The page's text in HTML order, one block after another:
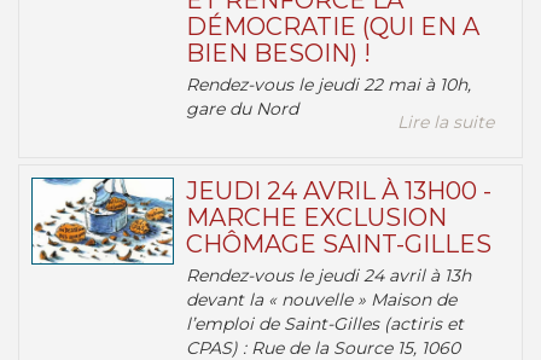
DÉMOCRATIE (QUI EN A
BIEN BESOIN) !
Rendez-vous le jeudi 22 mai à 10h,
gare du Nord
Lire la suite
JEUDI 24 AVRIL À 13H00 -
MARCHE EXCLUSION
CHÔMAGE SAINT-GILLES
Rendez-vous le jeudi 24 avril à 13h
devant la « nouvelle » Maison de
l’emploi de Saint-Gilles (actiris et
CPAS) : Rue de la Source 15, 1060